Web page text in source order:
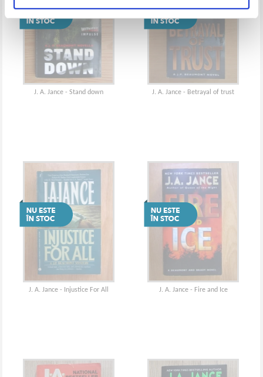
J. A. Jance - Stand down J. A. Jance - Betrayal of trust
J. A. Jance - Injustice For All J. A. Jance - Fire and Ice